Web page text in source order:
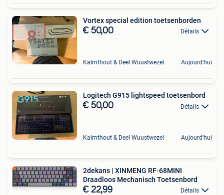
Vortex special edition toetsenborden
€ 50,00 Détails
Kalmthout & Deel Wuustwezel Aujourd'hui
Logitech G915 lightspeed toetsenbord
€ 50,00 Détails
Kalmthout & Deel Wuustwezel Aujourd'hui
2dekans | XINMENG RF-68MINI
Draadloos Mechanisch Toetsenbord
€ 22,99 Détails